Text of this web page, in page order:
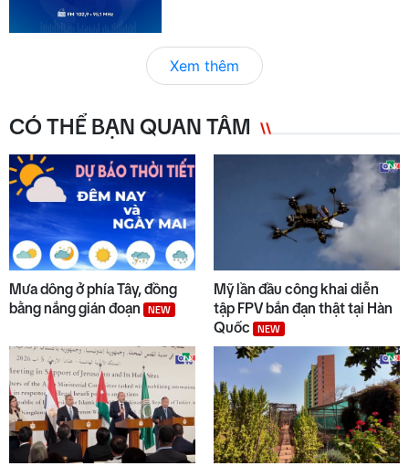
Xem thêm
CÓ THỂ BẠN QUAN TÂM
Mưa dông ở phía Tây, đồng
bằng nắng gián đoạn
NEW
Mỹ lần đầu công khai diễn
tập FPV bắn đạn thật tại Hàn
Quốc
NEW